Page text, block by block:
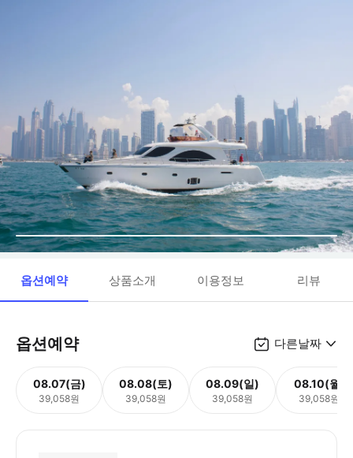
옵션예약 상품소개 이용정보 리뷰
옵션예약 다른날짜
08.07(금)
39,058원
08.08(토)
39,058원
08.09(일)
39,058원
08.10(월)
39,058원